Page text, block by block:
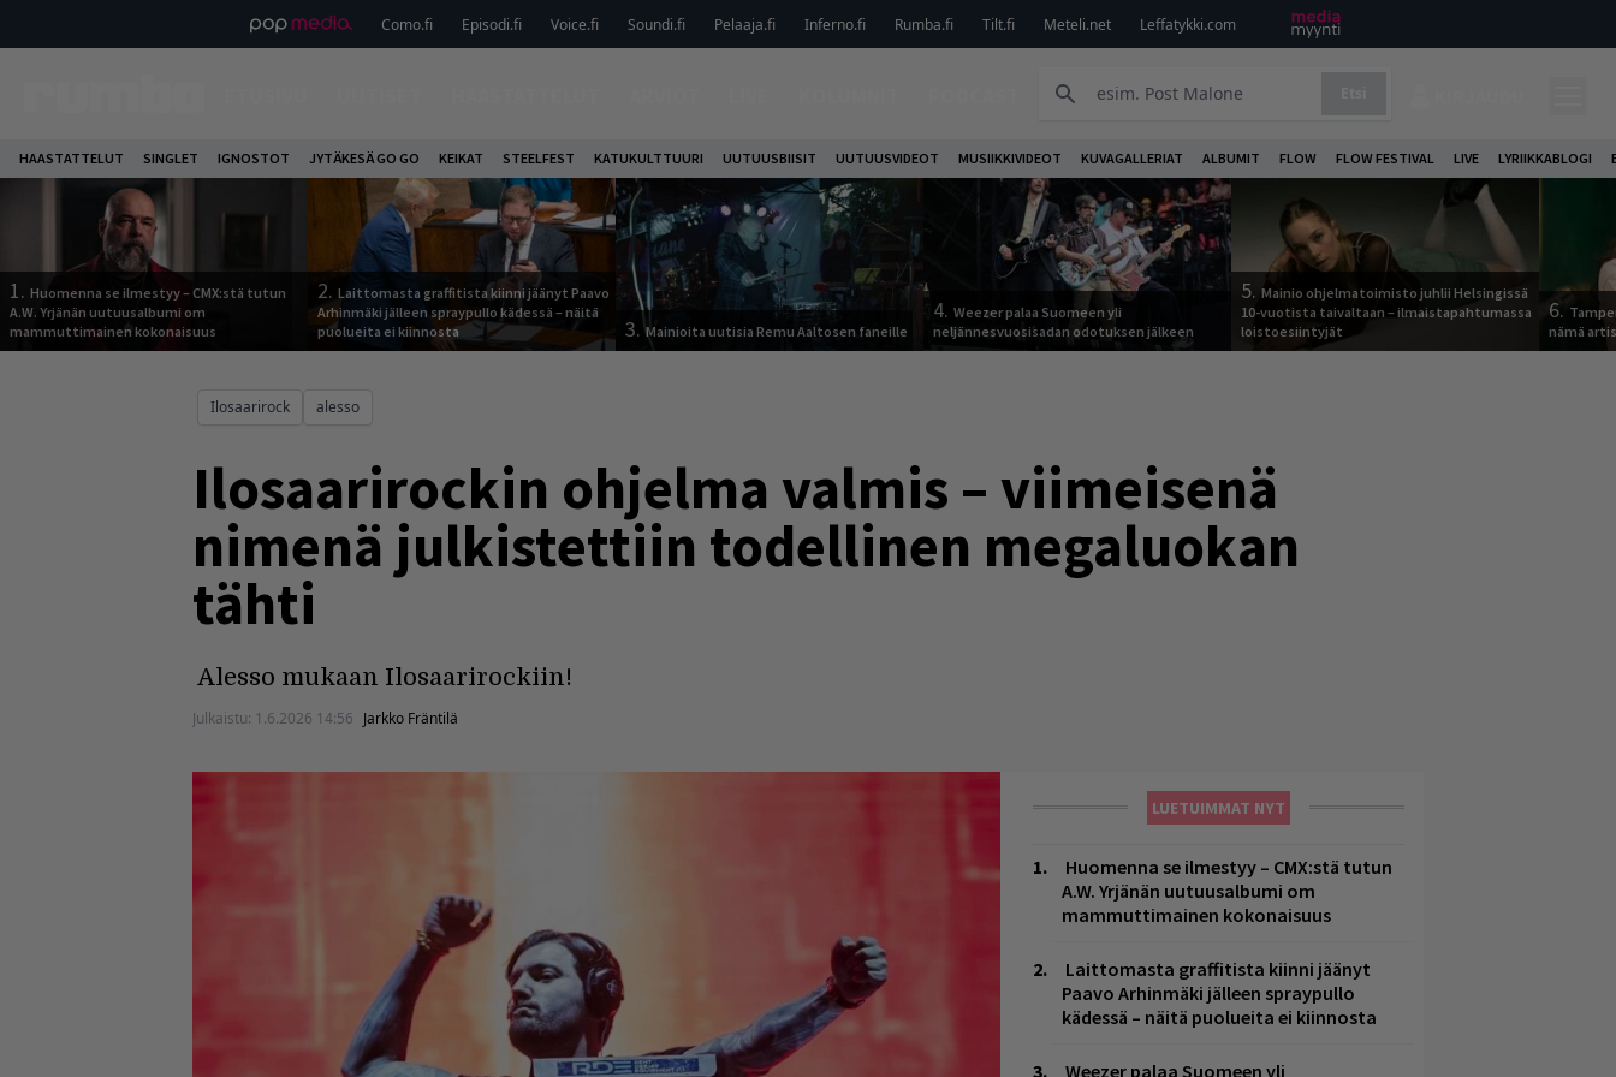
Como.fi Episodi.fi Voice.fi Soundi.fi Pelaaja.fi Inferno.fi Rumba.fi Tilt.fi Meteli.net Leffatykki.com
HAASTATTELUT SINGLET IGNOSTOT JYTÄKESÄ GO GO KEIKAT STEELFEST KATUKULTTUURI UUTUUSBIISIT UUTUUSVIDEOT MUSIIKKIVIDEOT KUVAGALLERIAT ALBUMIT FLOW FLOW FESTIVAL LIVE LYRIIKKABLOGI
1. Huomenna se ilmestyy – CMX:stä tutun
A.W. Yrjänän uutuusalbumi om
mammuttimainen kokonaisuus
2. Laittomasta graffitista kiinni jäänyt Paavo
Arhinmäki jälleen spraypullo kädessä – näitä
puolueita ei kiinnosta
3.Mainioita uutisia Remu Aaltosen faneille
4. Weezer palaa Suomeen yli
neljännesvuosisadan odotuksen jälkeen
5. Mainio ohjelmatoimisto juhlii Helsingissä
10-vuotista taivaltaan – ilmaistapahtumassa
loistoesiintyjät
6.
nämä
Ilosaarirock alesso
Ilosaarirockin ohjelma valmis – viimeisenä
nimenä julkistettiin todellinen megaluokan
tähti
Alesso mukaan Ilosaarirockiin!
Julkaistu: 1.6.2026 14:56 Jarkko Fräntilä
LUETUIMMAT NYT
Huomenna se ilmestyy – CMX:stä tutun
A.W. Yrjänän uutuusalbumi om
mammuttimainen kokonaisuus
Laittomasta graffitista kiinni jäänyt
Paavo Arhinmäki jälleen spraypullo
kädessä – näitä puolueita ei kiinnosta
Weezer palaa Suomeen yli